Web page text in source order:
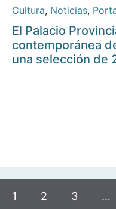
Cultura, Noticias,
El Palacio
contemporánea
una selección de
1 2 3 …